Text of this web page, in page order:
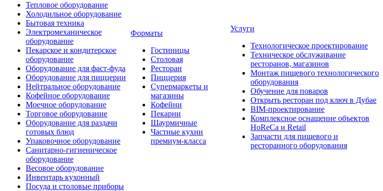
Тепловое оборудование
Холодильное оборудование
Бытовая техника
Электромеханическое
оборудование
Пекарское и кондитерское
оборудование
Оборудование для фаст-фуда
Оборудование для пиццерии
Нейтральное оборудование
Кофейное оборудование
Моечное оборудование
Торговое оборудование
Оборудование для раздачи
готовых блюд
Упаковочное оборудование
Санитарно-гигиеническое
оборудование
Весовое оборудование
Инвентарь кухонный
Посуда и столовые приборы
Форматы
Гостиницы
Столовая
Ресторан
Пиццерия
Супермаркеты и
магазины
Кофейни
Пекарни
Шаурмичные
Частные кухни
премиум-класса
Услуги
Технологическое проектирование
Техническое обслуживание
ресторанов, магазинов
Монтаж пищевого технологического
оборудования
Обучение для поваров
Открыть ресторан под ключ в Дубае
BIM-проектирование
Комплексное оснащение объектов
HoReCa и Retail
Запчасти для пищевого и
ресторанного оборудования